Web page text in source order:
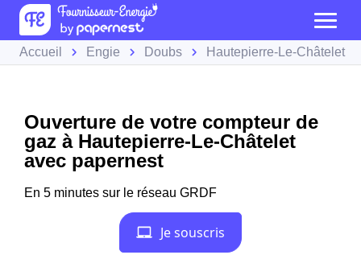
Accueil Engie Doubs Hautepierre-Le-Châtelet